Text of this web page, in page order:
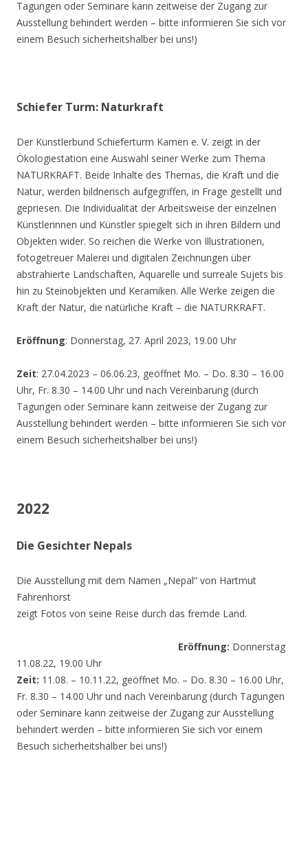
Tagungen oder Seminare kann zeitweise der Zugang zur
Ausstellung behindert werden – bitte informieren Sie sich vor
einem Besuch sicherheitshalber bei uns!)
Schiefer Turm: Naturkraft
Der Künstlerbund Schieferturm Kamen e. V. zeigt in der
Ökologiestation eine Auswahl seiner Werke zum Thema
NATURKRAFT. Beide Inhalte des Themas, die Kraft und die
Natur, werden bildnerisch aufgegriffen, in Frage gestellt und
gepriesen. Die Individualität der Arbeitsweise der einzelnen
Künstlerinnen und Künstler spiegelt sich in ihren Bildern und
Objekten wider. So reichen die Werke von Illustrationen,
fotogetreuer Malerei und digitalen Zeichnungen über
abstrahierte Landschaften, Aquarelle und surreale Sujets bis
hin zu Steinobjekten und Keramiken. Alle Werke zeigen die
Kraft der Natur, die natürliche Kraft – die NATURKRAFT.
Eröffnung: Donnerstag, 27. April 2023, 19.00 Uhr
Zeit: 27.04.2023 – 06.06.23, geöffnet Mo. – Do. 8.30 – 16.00
Uhr, Fr. 8.30 – 14.00 Uhr und nach Vereinbarung (durch
Tagungen oder Seminare kann zeitweise der Zugang zur
Ausstellung behindert werden – bitte informieren Sie sich vor
einem Besuch sicherheitshalber bei uns!)
2022
Die Gesichter Nepals
Die Ausstellung mit dem Namen „Nepal“ von Hartmut
Fahrenhorst
zeigt Fotos von seine Reise durch das fremde Land.
Eröffnung: Donnerstag
11.08.22, 19.00 Uhr
Zeit: 11.08. – 10.11.22, geöffnet Mo. – Do. 8.30 – 16.00 Uhr,
Fr. 8.30 – 14.00 Uhr und nach Vereinbarung (durch Tagungen
oder Seminare kann zeitweise der Zugang zur Ausstellung
behindert werden – bitte informieren Sie sich vor einem
Besuch sicherheitshalber bei uns!)